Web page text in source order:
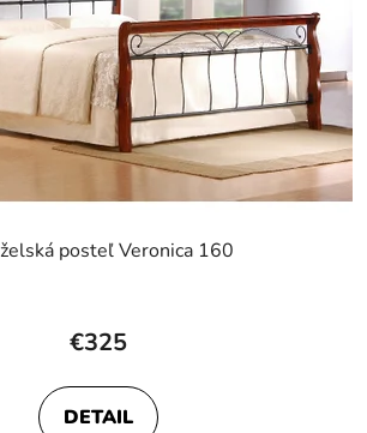
posteľ Veronica 160
€325
DETAIL